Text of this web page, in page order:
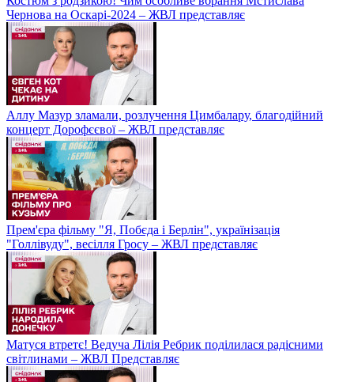
Чернова на Оскарі-2024 – ЖВЛ представляє
Аллу Мазур зламали, розлучення Цимбалару, благодійний
концерт Дорофєєвої – ЖВЛ представляє
Прем'єра фільму "Я, Побєда і Берлін", українізація
"Голлівуду", весілля Гросу – ЖВЛ представляє
Матуся втретє! Ведуча Лілія Ребрик поділилася радісними
світлинами – ЖВЛ Представляє